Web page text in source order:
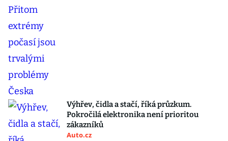
Výhřev, čidla a stačí, říká průzkum.
Pokročilá elektronika není prioritou
zákazníků
Auto.cz